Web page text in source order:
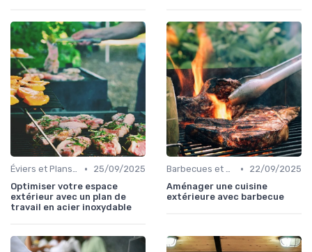
Éviers et Plans de Travail •
25/09/2025
Optimiser votre espace
extérieur avec un plan de
travail en acier inoxydable
Barbecues et Grills •
22/09/2025
Aménager une cuisine
extérieure avec barbecue